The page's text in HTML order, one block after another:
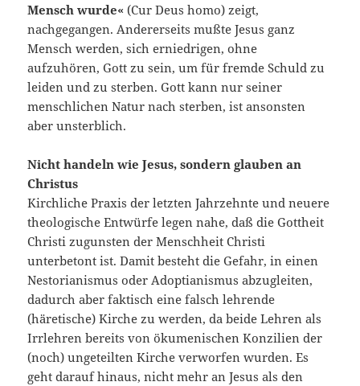
Mensch wurde«(Cur Deus homo) zeigt,
nachgegangen. Andererseits mußte Jesus ganz
Mensch werden, sich erniedrigen, ohne
aufzuhören, Gott zu sein, um für fremde Schuld zu
leiden und zu sterben. Gott kann nur seiner
menschlichen Natur nach sterben, ist ansonsten
aber unsterblich.
Nicht handeln wie Jesus, sondern glauben an
Christus
Kirchliche Praxis der letzten Jahrzehnte und neuere
theologische Entwürfe legen nahe, daß die Gottheit
Christi zugunsten der Menschheit Christi
unterbetont ist. Damit besteht die Gefahr, in einen
Nestorianismus oder Adoptianismus abzugleiten,
dadurch aber faktisch eine falsch lehrende
(häretische) Kirche zu werden, da beide Lehren als
Irrlehren bereits von ökumenischen Konzilien der
(noch) ungeteilten Kirche verworfen wurden. Es
geht darauf hinaus, nicht mehr an Jesus als den